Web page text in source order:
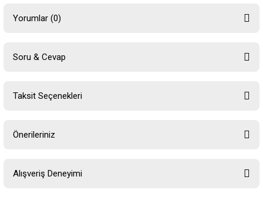
Yorumlar (0)
Soru & Cevap
Taksit Seçenekleri
Önerileriniz
Bu ürünün fiyat bilgisi, resim, ürün açıklamalarında ve diğer konularda
yetersiz gördüğünüz noktaları öneri formunu kullanarak tarafımıza
Alışveriş Deneyimi